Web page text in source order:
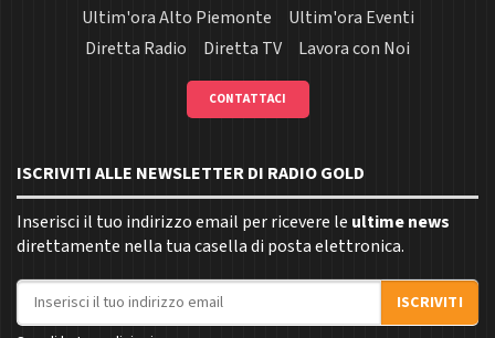
Ultim'ora Alto Piemonte
Ultim'ora Eventi
Diretta Radio
Diretta TV Lavora con Noi
CONTATTACI
ISCRIVITI ALLE NEWSLETTER DI RADIO GOLD
Inserisci il tuo indirizzo email per ricevere le ultime news
direttamente nella tua casella di posta elettronica.
Indirizzo email
ISCRIVITI